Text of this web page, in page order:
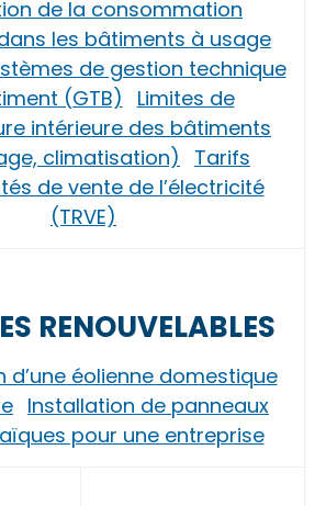
de la consommation
les bâtiments à usage
de gestion technique
(GTB)
Limites de
intérieure des bâtiments
climatisation)
Tarifs
de vente de l’électricité
(TRVE)
RENOUVELABLES
d’une éolienne domestique
Installation de panneaux
pour une entreprise